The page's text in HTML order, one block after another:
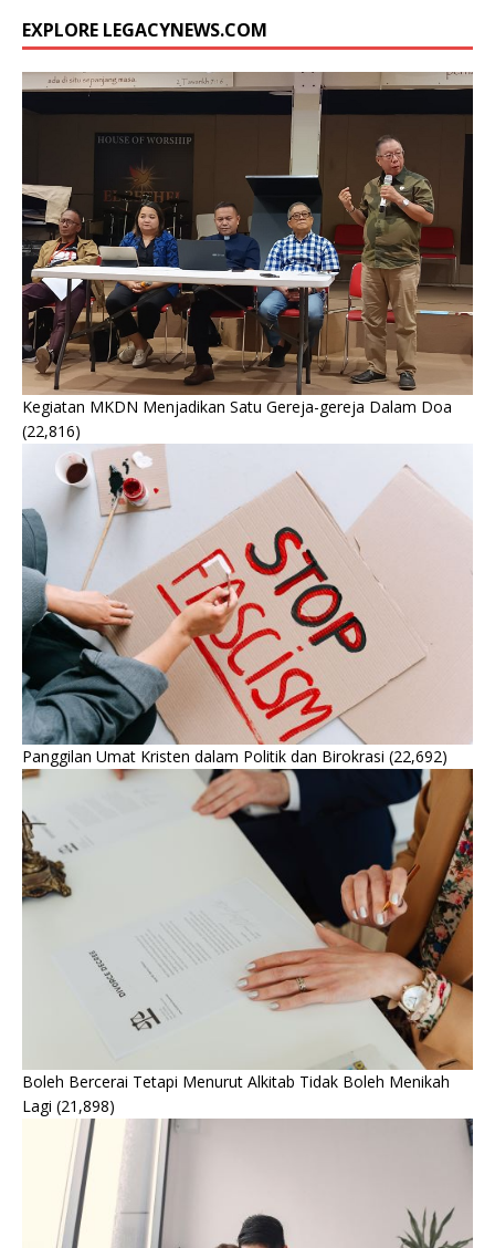
EXPLORE LEGACYNEWS.COM
Kegiatan MKDN Menjadikan Satu Gereja-gereja Dalam Doa
(22,816)
Panggilan Umat Kristen dalam Politik dan Birokrasi (22,692)
Boleh Bercerai Tetapi Menurut Alkitab Tidak Boleh Menikah
Lagi (21,898)